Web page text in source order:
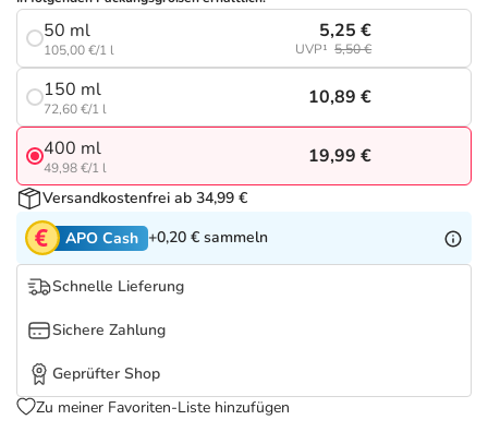
Tierapotheke
Vitamine & Mineralstoffe
Marken
Salus Deals
50 ml
105,00 €/1 l
5,25 €
UVP¹ 5,50 €
150 ml
72,60 €/1 l
10,89 €
400 ml
49,98 €/1 l
19,99 €
Versandkostenfrei ab 34,99 €
APO Cash +0,20 € sammeln
Schnelle Lieferung
Sichere Zahlung
Geprüfter Shop
Zu meiner Favoriten-Liste hinzufügen